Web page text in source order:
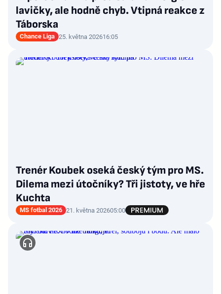
lavičky, ale hodně chyb. Vtipná reakce z
Táborska
Chance Liga 25. května 202616:05
Trenér Koubek oseká český tým pro MS.
Dilema mezi útočníky? Tři jistoty, ve hře
Kuchta
MS fotbal 2026 21. května 202605:00